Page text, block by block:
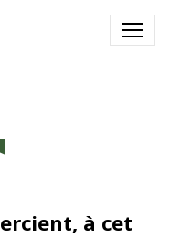
ercient, à cet